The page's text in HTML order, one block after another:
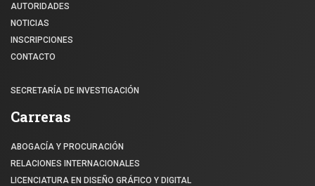
AUTORIDADES
NOTICIAS
INSCRIPCIONES
CONTACTO
SECRETARÍA DE INVESTIGACIÓN
Carreras
ABOGACÍA Y PROCURACIÓN
RELACIONES INTERNACIONALES
LICENCIATURA EN DISEÑO GRÁFICO Y DIGITAL